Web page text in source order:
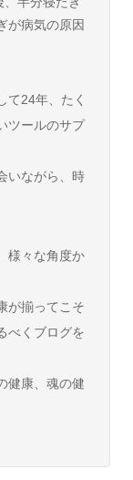
が病気の原因
て24年、たく
ツールのサプ
いながら、時
様々な角度か
が揃ってこそ
べくブログを
健康、魂の健